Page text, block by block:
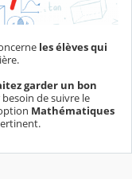
les élèves qui
garder un bon
de suivre le
Mathématiques